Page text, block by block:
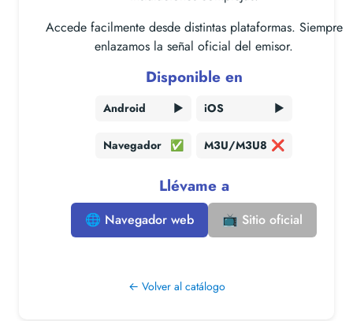
Accede facilmente desde distintas plataformas. Siempre
enlazamos la señal oficial del emisor.
Disponible en
Android ▶️ iOS ▶️
Navegador ✅ M3U/M3U8 ❌
Llévame a
🌐 Navegador web 📺 Sitio oficial
← Volver al catálogo